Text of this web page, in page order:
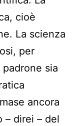
cioè
La scienza
per
sia
ancora
– direi – del